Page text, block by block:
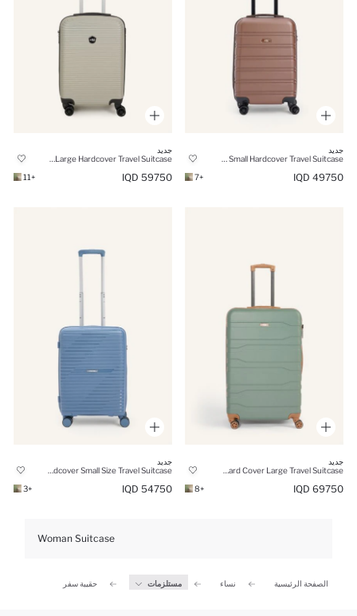
جديد
49750 IQD
+7
جديد
59750 IQD
+11
جديد
69750 IQD
+8
جديد
54750 IQD
+3
Woman Suitcase
الصفحة الرئيسية نساء مستلزمات حقيبة سفر